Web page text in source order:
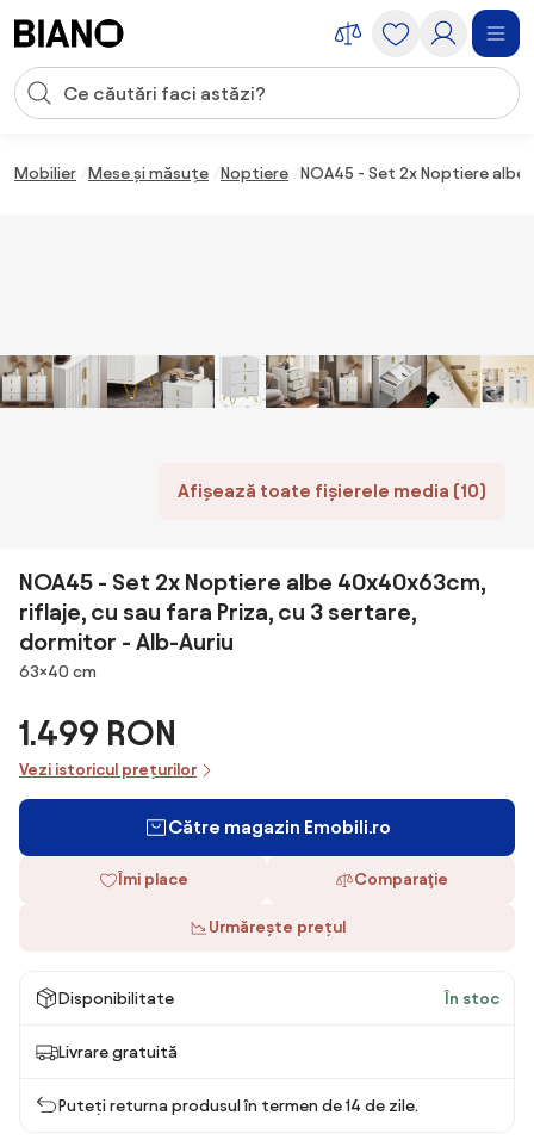
Introducerea căutării
Mobilier Mese și măsuțe Noptiere NOA45 - Set 2x Noptiere
Afișează toate fișierele media (10)
NOA45 - Set 2x Noptiere albe 40x40x63cm,
riflaje, cu sau fara Priza, cu 3 sertare,
dormitor - Alb-Auriu
Dimensiuni
63×40 cm
1.499 RON
Vezi istoricul prețurilor
Către magazin Emobili.ro
Îmi place Comparaţie
Urmărește prețul
Disponibilitate În stoc
Livrare gratuită
Puteți returna produsul în termen de 14 de zile.